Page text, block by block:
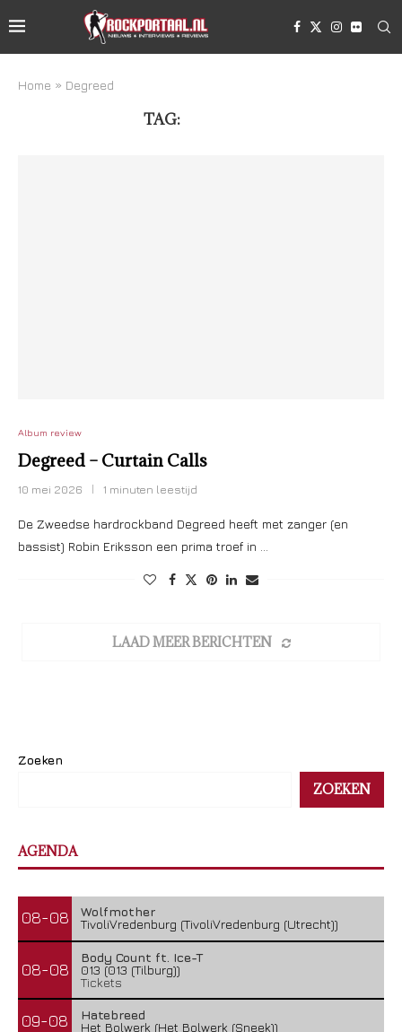
Home » Degreed
TAG:
Album review
Degreed – Curtain Calls
10 mei 2026 1 minuten leestijd
De Zweedse hardrockband Degreed heeft met zanger (en
bassist) Robin Eriksson een prima troef in …
LAAD MEER BERICHTEN
Zoeken
ZOEKEN
AGENDA
08-08
Wolfmother
TivoliVredenburg (TivoliVredenburg (Utrecht))
08-08
Body Count ft. Ice-T
013 (013 (Tilburg))
Tickets
09-08
Hatebreed
Het Bolwerk (Het Bolwerk (Sneek))